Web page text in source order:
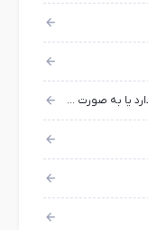
صادرات به صورت عمده فروشی سود بیشتری دارد یا به صورت خرده فروشی و بسته بندی شده؟